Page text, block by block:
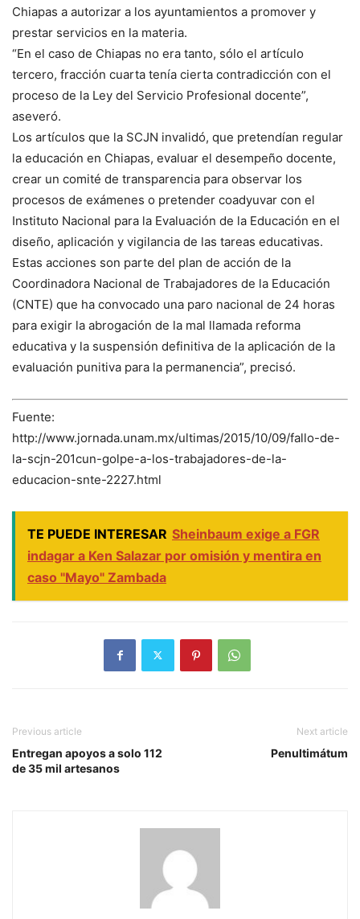
Chiapas a autorizar a los ayuntamientos a promover y
prestar servicios en la materia.
“En el caso de Chiapas no era tanto, sólo el artículo
tercero, fracción cuarta tenía cierta contradicción con el
proceso de la Ley del Servicio Profesional docente”,
aseveró.
Los artículos que la SCJN invalidó, que pretendían regular
la educación en Chiapas, evaluar el desempeño docente,
crear un comité de transparencia para observar los
procesos de exámenes o pretender coadyuvar con el
Instituto Nacional para la Evaluación de la Educación en el
diseño, aplicación y vigilancia de las tareas educativas.
Estas acciones son parte del plan de acción de la
Coordinadora Nacional de Trabajadores de la Educación
(CNTE) que ha convocado una paro nacional de 24 horas
para exigir la abrogación de la mal llamada reforma
educativa y la suspensión definitiva de la aplicación de la
evaluación punitiva para la permanencia”, precisó.
Fuente:
http://www.jornada.unam.mx/ultimas/2015/10/09/fallo-de-
la-scjn-201cun-golpe-a-los-trabajadores-de-la-
educacion-snte-2227.html
TE PUEDE INTERESAR Sheinbaum exige a FGR
indagar a Ken Salazar por omisión y mentira en
caso "Mayo" Zambada
Previous article
Entregan apoyos a solo 112
de 35 mil artesanos
Next article
Penultimátum